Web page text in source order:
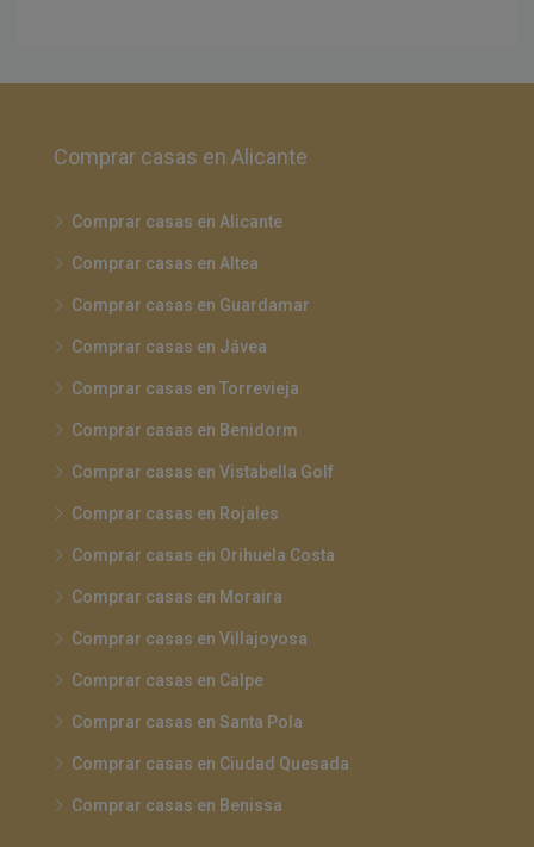
Comprar casas en Alicante
Comprar casas en Alicante
Comprar casas en Altea
Comprar casas en Guardamar
Comprar casas en Jávea
Comprar casas en Torrevieja
Comprar casas en Benidorm
Comprar casas en Vistabella Golf
Comprar casas en Rojales
Comprar casas en Orihuela Costa
Comprar casas en Moraira
Comprar casas en Villajoyosa
Comprar casas en Calpe
Comprar casas en Santa Pola
Comprar casas en Ciudad Quesada
Comprar casas en Benissa